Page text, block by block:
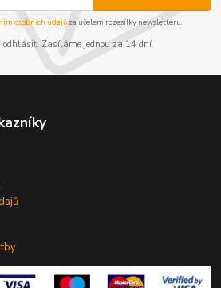
osobních údajůza účelem rozesílky newsletteru.
odhlásit. Zasíláme jednou za 14 dní.